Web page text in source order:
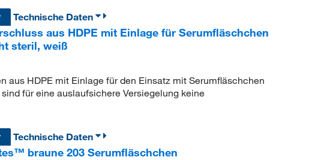
Technische Daten
aus HDPE mit Einlage für Serumfläschchen
steril, weiß
aus HDPE mit Einlage für den Einsatz mit Serumfläschchen
für eine auslaufsichere Versiegelung keine
Technische Daten
braune 203 Serumfläschchen